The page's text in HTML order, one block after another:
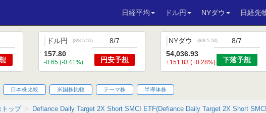
日経平均 ドル円 NYダウ 日経先
ドル円 (8/8 5:55)
157.80
-0.65 (-0.41%)
8/7
円安予想
NYダウ (8/8 5:50)
54,036.93
+151.83 (+0.28%)
8/7
下落予想
日本株比較 米国株比較 テーマ株 半導体株
トップ Defiance Daily Target 2X Short SMCI ETF(Defiance Daily Target 2X Short